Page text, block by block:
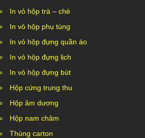
In vỏ hộp trà – chè
In vỏ hộp phụ tùng
In vỏ hộp đựng quần áo
In vỏ hộp đựng lịch
In vỏ hộp đựng bút
Hộp cứng trung thu
Hộp âm dương
Hộp nam châm
Thùng carton